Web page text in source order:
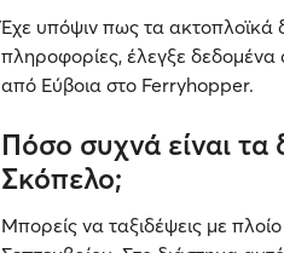
Έχε υπόψιν πως τα ακτοπλοϊκά
πληροφορίες, έλεγξε δεδομένα
από Εύβοια στο Ferryhopper.
Πόσο συχνά είναι
Σκόπελο;
Μπορείς να ταξιδέψεις με